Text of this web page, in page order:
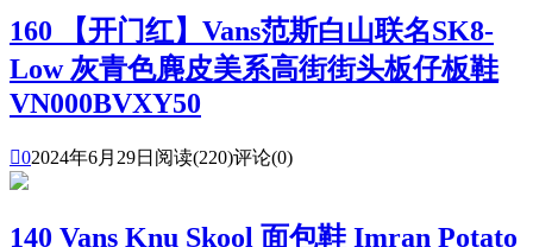
160 【开门红】Vans范斯白山联名SK8-
Low 灰青色麂皮美系高街街头板仔板鞋
VN000BVXY50
02024年6月29日 阅读(220)评论(0)
140 Vans Knu Skool 面包鞋 Imran Potato